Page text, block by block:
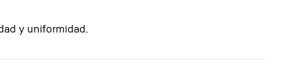
y uniformidad.